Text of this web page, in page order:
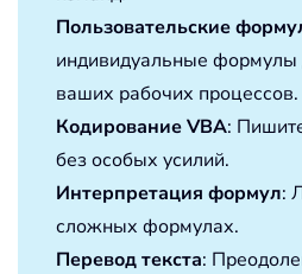
Пользовательские
индивидуальные формулы
ваших рабочих процессов.
Кодирование VBA:
без особых усилий.
Интерпретация формул:
сложных формулах.
Перевод текста: